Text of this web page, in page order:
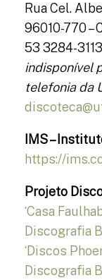
Rua Cel.
96010-770 –
53 3284-3113
indisponível
telefonia da
IMS –
https://
Projeto
‘Casa
Discografia
‘Discos
Discografia